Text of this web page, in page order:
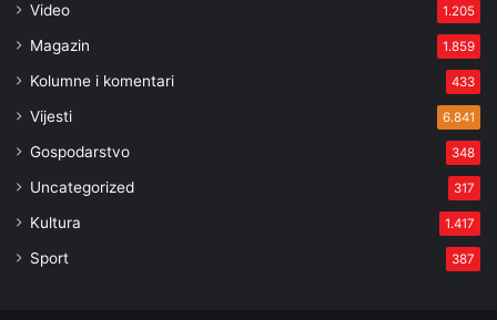
Video 1.205
Magazin 1.859
Kolumne i komentari 433
Vijesti 6.841
Gospodarstvo 348
Uncategorized 317
Kultura 1.417
Sport 387